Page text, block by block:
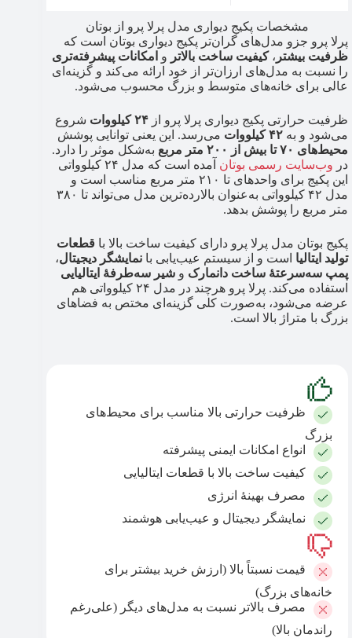
مشخصات پکیج دیواری مدل پرلا پرو از بوتان
پرلا پرو جزو مدل‌های گران‌تر پکیج دیواری بوتان است که
ظرفیت بیشتر ،کیفیت ساخت بالاتر و امکانات پیشرفته‌تری
را نسبت به مدل‌های ارزان‌تر از خود ارائه می‌کند و گزینه‌ای
عالی برای خانه‌های متوسط و بزرگ محسوب می‌شود.
ظرفیت حرارتی پکیج دیواری پرلا پرو از ۲۴ کیلووات
شروع
می‌شود و به ۴۲ کیلووات
می‌رسد. این یعنی توانایی پوشش
محیط‌های ۷۰ تا بیش از ۲۰۰ متر مربع
به‌شکل موثر را دارد.
در وب‌سایت رسمی بوتان
آمده است که مدل ۲۴ کیلوواتی
این پکیج برای واحدهای تا ۲۱۰ متر مربع مناسب است و
مدل ۴۲ کیلوواتی به‌عنوان بالارده‌ترین مدل می‌تواند تا ۳۸۰
متر مربع را پوشش بدهد.
پکیج بوتان مدل پرلا پرو دارای کیفیت ساخت بالا با قطعات
تولید ایتالیا است و از سیستم عیب‌یابی با نمایشگر دیجیتال،
پمپ سه‌سرعتۀ ساخت دانمارک و شیر سه‌طرفۀ ایتالیایی
استفاده می‌کند. پرلا پرو هرچند در مدل ۲۴ کیلوواتی هم
عرضه می‌شود، به‌صورت کلی گزینه‌ای مختص به فضاهای
بزرگ با متراژ بالا است.
ظرفیت حرارتی بالا مناسب برای محیط‌های
بزرگ
انواع امکانات ایمنی پیشرفته
کیفیت ساخت بالا با قطعات ایتالیایی
مصرف بهینۀ انرژی
نمایشگر دیجیتال و عیب‌یابی هوشمند
قیمت نسبتاً بالا (ارزش خرید بیشتر برای
خانه‌های بزرگ)
مصرف بالاتر نسبت به مدل‌های دیگر (علی‌رغم
راندمان بالا)